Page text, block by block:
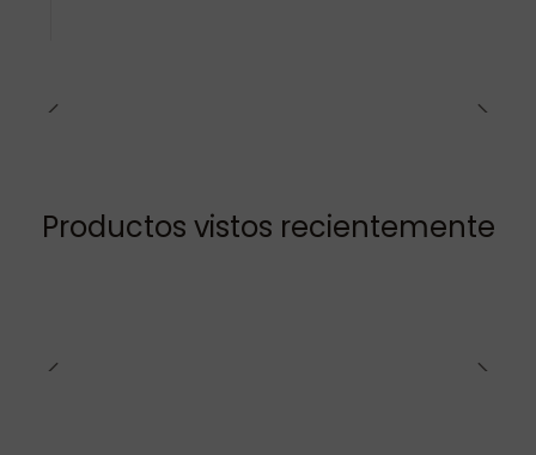
Productos vistos recientemente